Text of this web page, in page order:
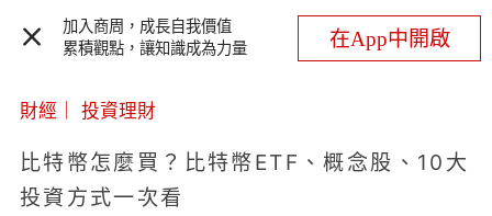
加入商周，成長自我價值
累積觀點，讓知識成為力量
在App中開啟
財經 投資理財
比特幣怎麼買？比特幣ETF、概念股、10大
投資方式一次看